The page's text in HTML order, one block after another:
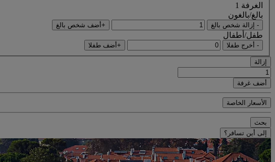
الغرفة 1
بالغ/بالغون
- إزالة شخص بالغ +أضف شخص بالغ
طفل/أطفال
- أخرج طفلا +أضف طفلا
إزالة
أضف غرفة
الأسعار الخاصة
بحث
إلى أين تسافر؟